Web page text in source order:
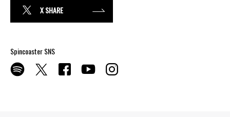
X SHARE
Spincoaster SNS